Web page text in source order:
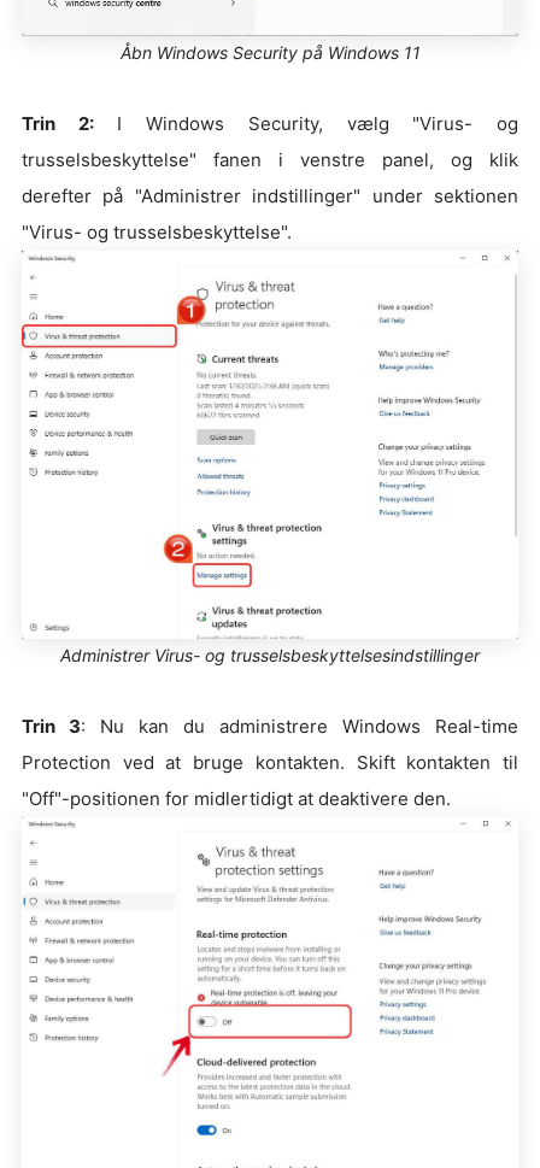
Åbn Windows Security på Windows 11
Trin 2:I Windows Security, vælg "Virus- og
trusselsbeskyttelse" fanen i venstre panel, og klik
derefter på "Administrer indstillinger" under sektionen
"Virus- og trusselsbeskyttelse".
Administrer Virus- og trusselsbeskyttelsesindstillinger
Trin 3: Nu kan du administrere Windows Real-time
Protection ved at bruge kontakten. Skift kontakten til
"Off"-positionen for midlertidigt at deaktivere den.